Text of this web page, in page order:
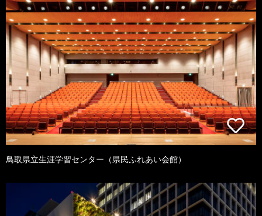
鳥取県立生涯学習センター（県民ふれあい会館）